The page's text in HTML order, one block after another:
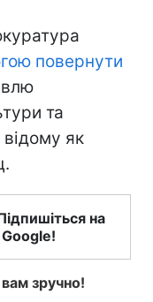
повернути
та
відому як
на
зручно!